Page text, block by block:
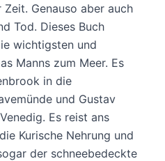
Genauso aber auch
Tod. Dieses Buch
wichtigsten und
Manns zum Meer. Es
in die
und Gustav
Es reist ans
Kurische Nehrung und
der schneebedeckte